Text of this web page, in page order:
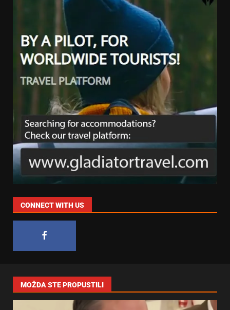
CONNECT WITH US
MOŽDA STE PROPUSTILI